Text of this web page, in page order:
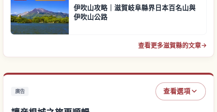
伊吹山攻略｜滋賀岐阜縣界日本百名山與
伊吹山公路
查看更多滋賀縣的文章→
廣告 查看選項